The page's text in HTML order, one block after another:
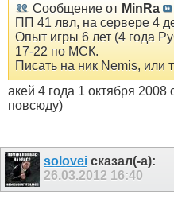
Сообщение от MinRa
ПП 41 лвл, на сервере 4
Опыт игры 6 лет (4 года
17-22 по МСК.
Писать на ник Nemis, или
акей 4 года 1 октября
повсюду)
solovei сказал(-а):
26.03.2012 16:40